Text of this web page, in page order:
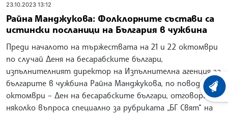
23.10.2023 13:12
Райна Манджукова: Фолклорните състави са
истински посланици на България в чужбина
Преди началото на тържествата на 21 и 22 октомври
по случай Деня на бесарабските българи,
изпълнителният директор на Изпълнителна агенция за
българите в чужбина Райна Манджукова, по повод 29
октомври – Ден на бесарабските българи, отговори на
няколко въпроса специално за рубриката „БГ Свят“ на